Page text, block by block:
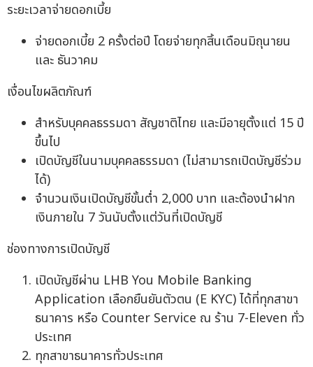
ระยะเวลาจ่ายดอกเบี้ย
จ่ายดอกเบี้ย 2 ครั้งต่อปี โดยจ่ายทุกสิ้นเดือนมิถุนายน
และ ธันวาคม
เงื่อนไขผลิตภัณฑ์
สำหรับบุคคลธรรมดา สัญชาติไทย และมีอายุตั้งแต่ 15 ปี
ขึ้นไป
เปิดบัญชีในนามบุคคลธรรมดา (ไม่สามารถเปิดบัญชีร่วม
ได้)
จำนวนเงินเปิดบัญชีขั้นต่ำ 2,000 บาท และต้องนำฝาก
เงินภายใน 7 วันนับตั้งแต่วันที่เปิดบัญชี
ช่องทางการเปิดบัญชี
เปิดบัญชีผ่าน LHB You Mobile Banking
Application เลือกยืนยันตัวตน (E KYC) ได้ที่ทุกสาขา
ธนาคาร หรือ Counter Service ณ ร้าน 7-Eleven ทั่ว
ประเทศ
ทุกสาขาธนาคารทั่วประเทศ